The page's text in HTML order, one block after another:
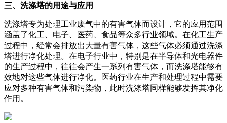
三、洗涤塔的用途与应用
洗涤塔专为处理工业废气中的有害气体而设计，它的应用范围
涵盖了化工、电子、医药、食品等众多行业领域。在化工生产
过程中，经常会排放出大量有害气体，这些气体必须通过洗涤
塔进行净化处理。在电子行业中，特别是在半导体和光电器件
的生产过程中，往往会产生一系列有害气体，而洗涤塔能够有
效地对这些气体进行净化。医药行业在生产和处理过程中需要
应对多种有害气体和污染物，此时洗涤塔同样能够发挥其净化
作用。